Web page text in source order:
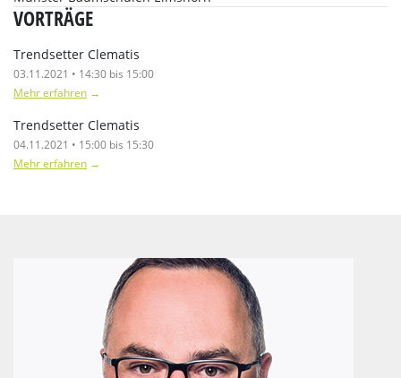
VORTRÄGE
Trendsetter Clematis
03.11.2021 • 14:30 bis 15:00
Mehr erfahren →
Trendsetter Clematis
04.11.2021 • 15:00 bis 15:30
Mehr erfahren →